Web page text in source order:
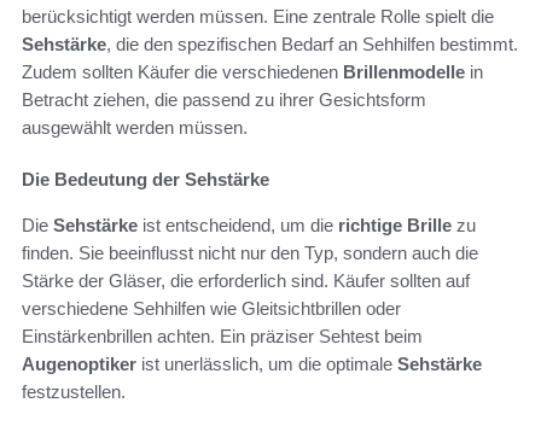
berücksichtigt werden müssen. Eine zentrale Rolle spielt die
Sehstärke, die den spezifischen Bedarf an Sehhilfen bestimmt.
Zudem sollten Käufer die verschiedenen Brillenmodelle in
Betracht ziehen, die passend zu ihrer Gesichtsform
ausgewählt werden müssen.
Die Bedeutung der Sehstärke
Die Sehstärke ist entscheidend, um die richtige Brille zu
finden. Sie beeinflusst nicht nur den Typ, sondern auch die
Stärke der Gläser, die erforderlich sind. Käufer sollten auf
verschiedene Sehhilfen wie Gleitsichtbrillen oder
Einstärkenbrillen achten. Ein präziser Sehtest beim
Augenoptiker ist unerlässlich, um die optimale Sehstärke
festzustellen.